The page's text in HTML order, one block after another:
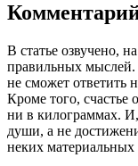
В статье озвучено,
правильных мыслей.
не сможет ответить
Кроме того, счастье
ни в килограммах. И,
души, а не
неких материальных